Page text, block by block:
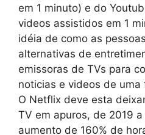
em 1 minuto) e do
videos assistidos em 1
idéia de como as
alternativas de
emissoras de TVs para
noticias e videos de uma
O Netflix deve esta
TV em apuros, de 2019
aumento de 160% de